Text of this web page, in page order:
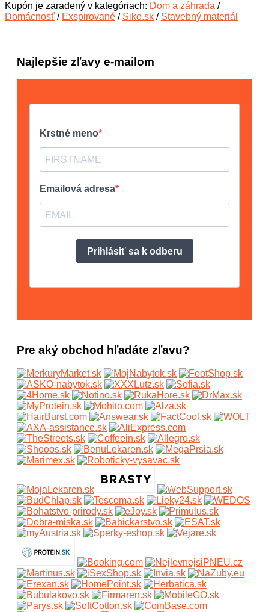
Kupón je zaradený v kategóriach: Dom a záhrada /
Domácnosť / Exspirované / Siko.sk / Stavebný materiál
Najlepšie zľavy e-mailom
Pre aký obchod hľadáte zľavu?